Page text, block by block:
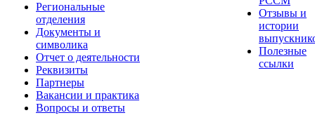
Региональные
отделения
Документы и
символика
Отчет о деятельности
Реквизиты
Партнеры
Вакансии и практика
Вопросы и ответы
Отзывы и
истории
Полезные
ссылки